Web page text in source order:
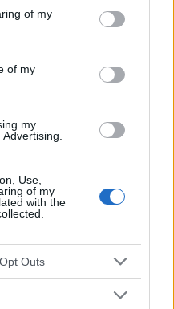
You may click to
and its third-party tags to
purposes in below Google
of my
of my
my
Use,
of my
with the
Outs
noix de cajou
Magnésium
Santé mentale
español polskim